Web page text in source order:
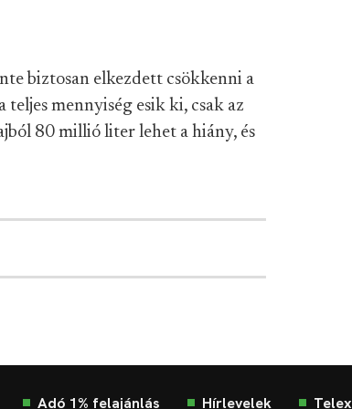
biztosan elkezdett csökkenni a
mennyiség esik ki, csak az
80 millió liter lehet a hiány, és
Adó 1% felajánlás Hírlevelek